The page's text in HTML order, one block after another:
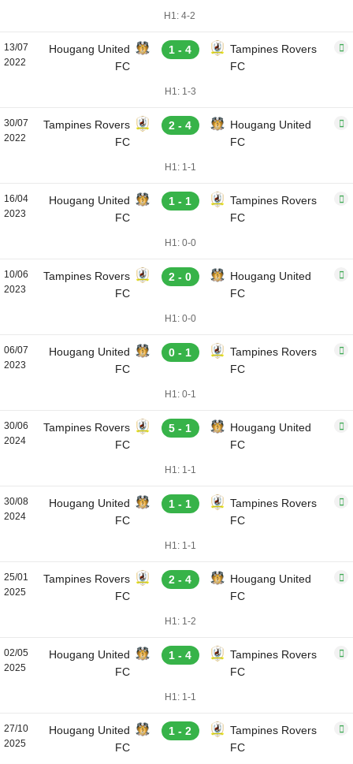
H1: 4-2
13/07
2022
Hougang United
FC
1 - 4
Tampines Rovers
FC
H1: 1-3
30/07
2022
Tampines Rovers
FC
2 - 4
Hougang United
FC
H1: 1-1
16/04
2023
Hougang United
FC
1 - 1
Tampines Rovers
FC
H1: 0-0
10/06
2023
Tampines Rovers
FC
2 - 0
Hougang United
FC
H1: 0-0
06/07
2023
Hougang United
FC
0 - 1
Tampines Rovers
FC
H1: 0-1
30/06
2024
Tampines Rovers
FC
5 - 1
Hougang United
FC
H1: 1-1
30/08
2024
Hougang United
FC
1 - 1
Tampines Rovers
FC
H1: 1-1
25/01
2025
Tampines Rovers
FC
2 - 4
Hougang United
FC
H1: 1-2
02/05
2025
Hougang United
FC
1 - 4
Tampines Rovers
FC
H1: 1-1
27/10
2025
Hougang United
FC
1 - 2
Tampines Rovers
FC